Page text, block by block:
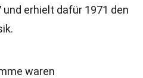
und erhielt dafür 1971 den
waren